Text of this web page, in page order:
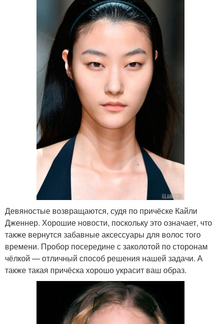
Девяностые возвращаются, судя по причёске Кайли
Дженнер. Хорошие новости, поскольку это означает, что
также вернутся забавные аксессуары для волос того
времени. Пробор посередине с заколотой по сторонам
чёлкой — отличный способ решения нашей задачи. А
также такая причёска хорошо украсит ваш образ.